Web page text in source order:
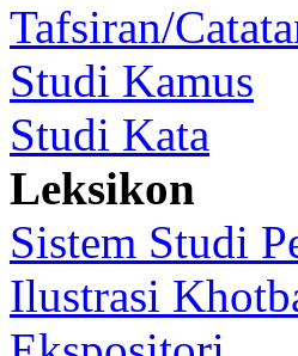
Tafsiran/
Studi Kamus
Studi Kata
Leksikon
Sistem Studi
Ilustrasi